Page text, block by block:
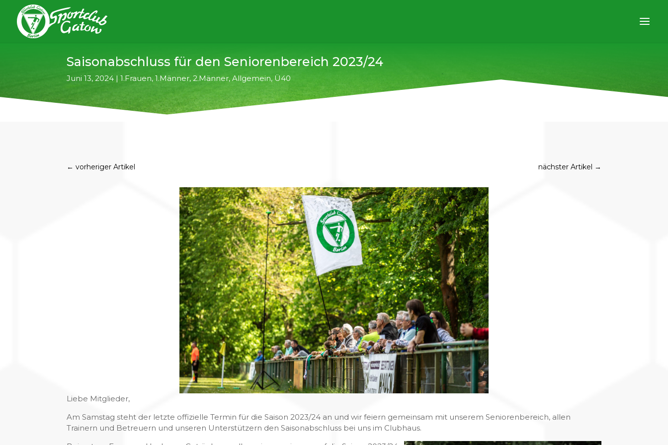
Saisonabschluss für den Seniorenbereich 2023/24
Juni 13, 2024 |1.Frauen,1.Männer,2.Männer,Allgemein, Ü40
←vorheriger Artikel nächster Artikel →
Liebe Mitglieder,
Am Samstag steht der letzte offizielle Termin für die Saison 2023/24 an und wir feiern gemeinsam mit unserem Seniorenbereich, allen
Trainern und Betreuern und unseren Unterstützern den Saisonabschluss bei uns im Clubhaus.